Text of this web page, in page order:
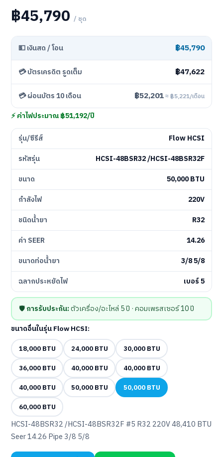
฿45,790 / ชุด
💵 เงินสด / โอน ฿45,790
💳 บัตรเครดิต รูดเต็ม ฿47,622
💳 ผ่อนบัตร 10 เดือน ฿52,201≈ ฿5,221/เดือน
⚡ ค่าไฟประมาณ ฿51,192/ปี
รุ่น/ซีรีส์
Flow HCSI
รหัสรุ่น
HCSI-48BSR32 /HCSI-48BSR32F
ขนาด
50,000 BTU
กำลังไฟ
220V
ชนิดน้ำยา
R32
ค่า SEER
14.26
ขนาดท่อน้ำยา
3/8 5/8
ฉลากประหยัดไฟ
เบอร์ 5
🛡️การรับประกัน:ตัวเครื่อง/อะไหล่ 5 ปี · คอมเพรสเซอร์ 10 ปี
ขนาดอื่นในรุ่น Flow HCSI:
18,000 BTU
24,000 BTU
30,000 BTU
36,000 BTU
40,000 BTU
40,000 BTU
40,000 BTU
50,000 BTU
50,000 BTU
60,000 BTU
HCSI-48BSR32 /HCSI-48BSR32F #5 R32 220V 48,410 BTU
Seer 14.26 Pipe 3/8 5/8